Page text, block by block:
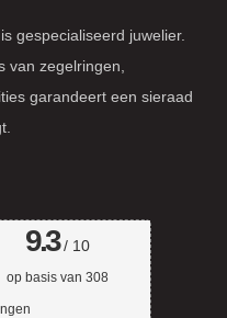
gespecialiseerd juwelier.
van zegelringen,
garandeert een sieraad
9.3/ 10
op basis van 308